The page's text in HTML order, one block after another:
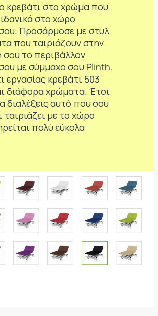
κρεβάτι στο χρώμα που
ιδανικά στο χώρο
Προσάρμοσε με στυλ
που ταιριάζουν στην
σου το περιβάλλον
με σύμμαχο σου Plinth.
εργασίας κρεβάτι 503
διάφορα χρώματα. Έτσι
διαλέξεις αυτό που σου
ταιριάζει με το χώρο
πολύ εύκολα